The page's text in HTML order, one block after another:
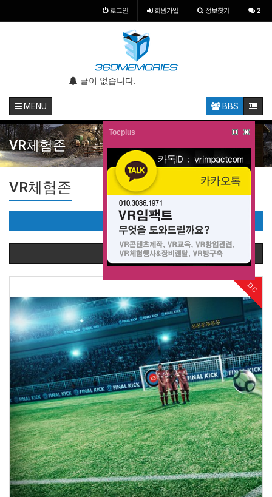
로그인 회원가입 정보찾기 2
글이 없습니다.
MENU BBS
VR체험존
VR체험존
VR체험존(13)
상품정렬
DC
Tocplus